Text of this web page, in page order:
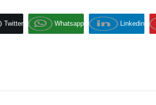
Twitter Whatsapp Linkedin